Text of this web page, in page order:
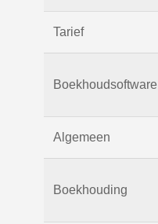
Tarief
Boekhoudsoftware
Algemeen
Boekhouding